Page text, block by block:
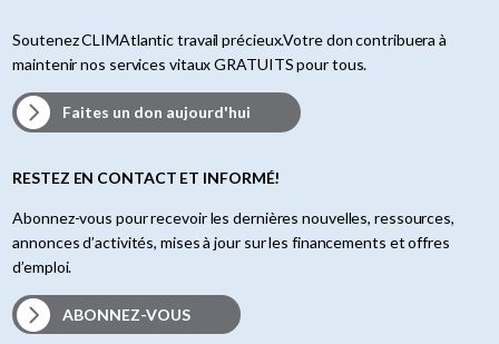
Soutenez CLIMAtlantic travail précieux.Votre don contribuera à
maintenir nos services vitaux GRATUITS pour tous.
Faites un don aujourd'hui
RESTEZ EN CONTACT ET INFORMÉ!
Abonnez-vous pour recevoir les dernières nouvelles, ressources,
annonces d’activités, mises à jour sur les financements et offres
d’emploi.
ABONNEZ-VOUS